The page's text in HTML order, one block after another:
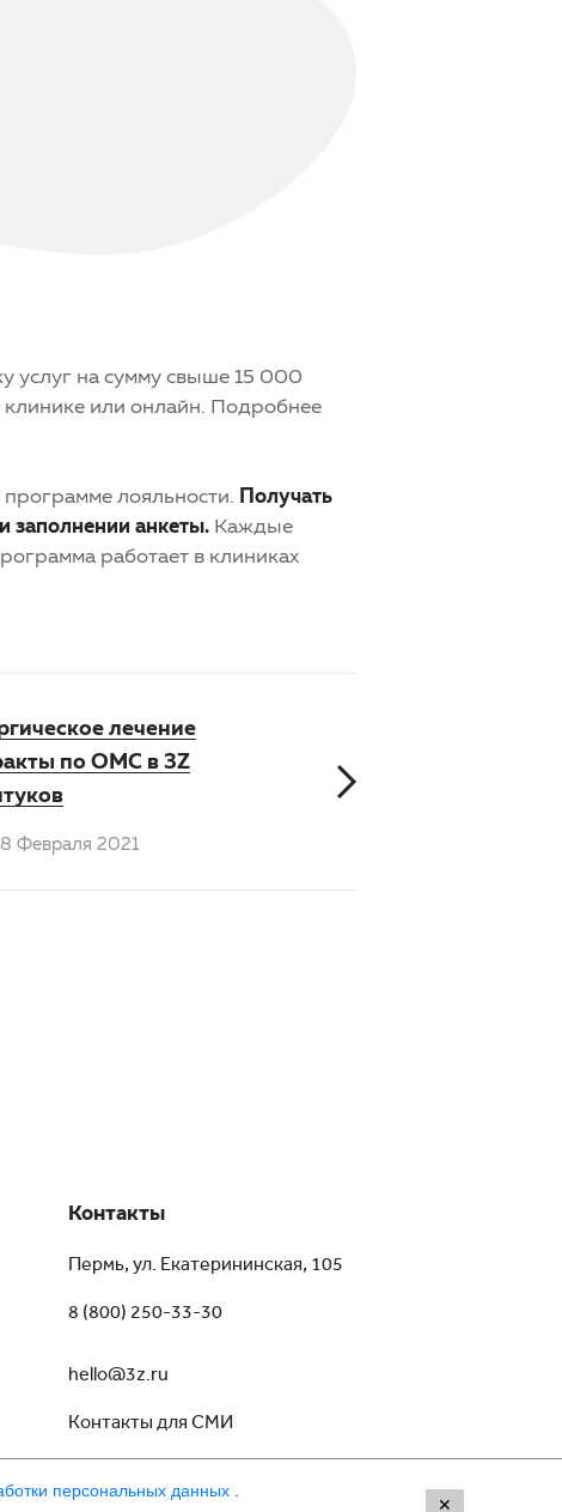
услуг на сумму свыше 15 000
клинике или онлайн. Подробнее
лояльности. Получать
заполнении анкеты. Каждые
работает в клиниках
лечение
по ОМС в 3Z
Февраля 2021
Контакты
Пермь, ул. Екатерининская, 105
8 (800) 250-33-30
hello@3z.ru
Контакты для СМИ
персональных данных
✕